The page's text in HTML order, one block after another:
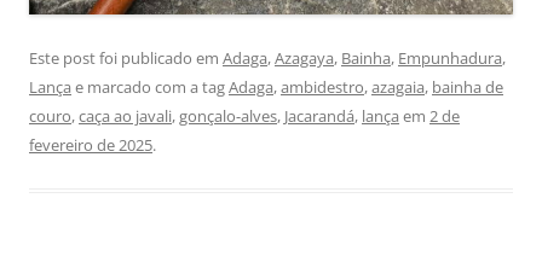
Este post foi publicado em Adaga,Azagaya, Bainha, Empunhadura,
Lança e marcado com a tagAdaga,ambidestro,azagaia, bainha de
couro,caça ao javali,gonçalo-alves, Jacarandá, lança em 2 de
fevereiro de 2025.